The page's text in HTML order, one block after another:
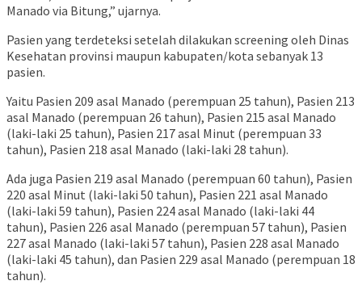
Manado via Bitung,” ujarnya.
Pasien yang terdeteksi setelah dilakukan screening oleh Dinas
Kesehatan provinsi maupun kabupaten/kota sebanyak 13
pasien.
Yaitu Pasien 209 asal Manado (perempuan 25 tahun), Pasien 213
asal Manado (perempuan 26 tahun), Pasien 215 asal Manado
(laki-laki 25 tahun), Pasien 217 asal Minut (perempuan 33
tahun), Pasien 218 asal Manado (laki-laki 28 tahun).
Ada juga Pasien 219 asal Manado (perempuan 60 tahun), Pasien
220 asal Minut (laki-laki 50 tahun), Pasien 221 asal Manado
(laki-laki 59 tahun), Pasien 224 asal Manado (laki-laki 44
tahun), Pasien 226 asal Manado (perempuan 57 tahun), Pasien
227 asal Manado (laki-laki 57 tahun), Pasien 228 asal Manado
(laki-laki 45 tahun), dan Pasien 229 asal Manado (perempuan 18
tahun).